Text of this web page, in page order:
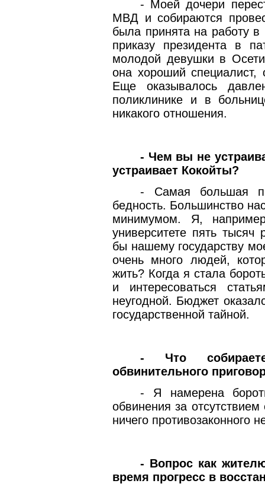
- Моей дочери
МВД и собираются
была принята на работу
приказу президента в
молодой девушки в
она хороший
Еще оказывалось
поликлинике и в
никакого отношения.
- Чем вы не
устраивает Кокойты?
- Самая большая
бедность. Большинство
минимумом. Я,
университете пять
бы нашему государству
очень много людей,
жить? Когда я стала
и интересоваться
неугодной. Бюджет
государственной тайной.
- Что
обвинительного
- Я намерена
обвинения за
ничего противозаконного
- Вопрос как
время прогресс в